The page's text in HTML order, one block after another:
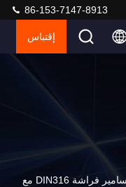
86-153-7147-8913
إقتباس
مسامير فراشة DIN316 مع